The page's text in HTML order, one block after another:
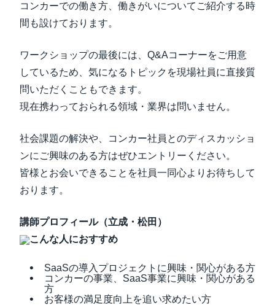
コンカーでの働き方、働きがいについてご紹介する時
間も設けております。
ワークショップの最後には、Q&Aコーナーをご用意
しているため、気になるトピックを現場社員に直接質
問いただくこともできます。
現在携わっておられる領域・業界は問いません。
社会課題の解決や、コンカー社員とのディスカッショ
ンにご興味のある方はぜひエントリーください。
皆様とお会いできることを社員一同心よりお待ちして
おります。
講師プロフィール（立成・松田）
こんな人におすすめ
SaaSの導入プロジェクトに興味・関心がある方
コンカーの事業、SaaS事業に興味・関心がある
方
お客様の満足度向上を追い求めたい方